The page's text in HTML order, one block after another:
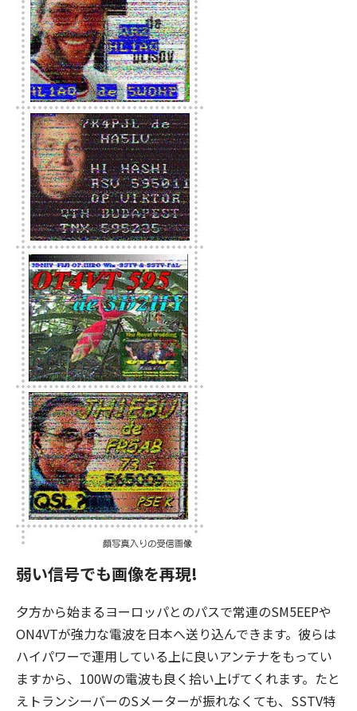
弱い信号でも画像を再現!
夕方から始まるヨーロッパとのパスで常連のSM5EEPや
ON4VTが強力な電波を日本へ送り込んできます。彼らは
ハイパワーで運用している上に良いアンテナをもってい
ますから、100Wの電波も良く拾い上げてくれます。たと
えトランシーバーのSメーターが振れなくても、SSTV特